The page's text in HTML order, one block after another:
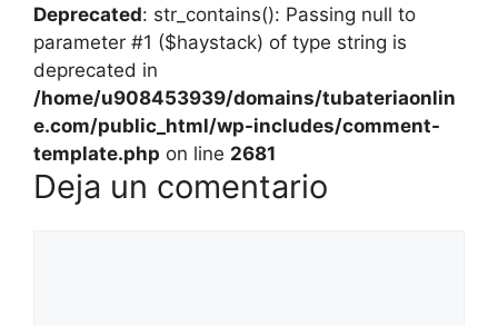
Deprecated: str_contains(): Passing null to
parameter #1 ($haystack) of type string is
deprecated in
/home/u908453939/domains/tubateriaonlin
e.com/public_html/wp-includes/comment-
template.php on line 2681
Deja un comentario